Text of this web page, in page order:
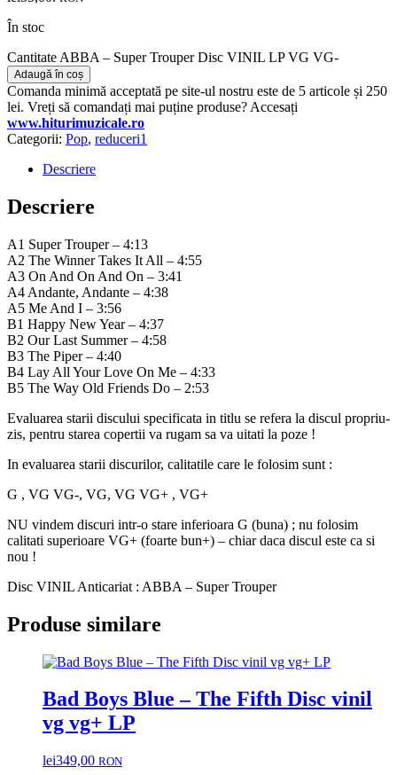
În stoc
Cantitate ABBA ‎– Super Trouper Disc VINIL LP VG VG-
Adaugă în coș
Comanda minimă acceptată pe site-ul nostru este de 5 articole și 250
lei. Vreți să comandați mai puține produse? Accesați
www.hiturimuzicale.ro
Categorii: Pop, reduceri1
Descriere
Descriere
A1 Super Trouper – 4:13
A2 The Winner Takes It All – 4:55
A3 On And On And On – 3:41
A4 Andante, Andante – 4:38
A5 Me And I – 3:56
B1 Happy New Year – 4:37
B2 Our Last Summer – 4:58
B3 The Piper – 4:40
B4 Lay All Your Love On Me – 4:33
B5 The Way Old Friends Do – 2:53
Evaluarea starii discului specificata in titlu se refera la discul propriu-
zis, pentru starea copertii va rugam sa va uitati la poze !
In evaluarea starii discurilor, calitatile care le folosim sunt :
G , VG VG-, VG, VG VG+ , VG+
NU vindem discuri intr-o stare inferioara G (buna) ; nu folosim
calitati superioare VG+ (foarte bun+) – chiar daca discul este ca si
nou !
Disc VINIL Anticariat : ABBA ‎– Super Trouper
Produse similare
Bad Boys Blue ‎– The Fifth Disc vinil
vg vg+ LP
lei349,00 RON